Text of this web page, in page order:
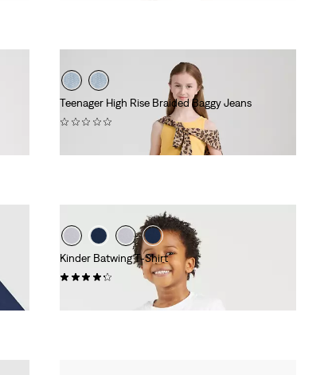
Teenager High Rise Braided Baggy Jeans
Kinder Batwing T-Shirt